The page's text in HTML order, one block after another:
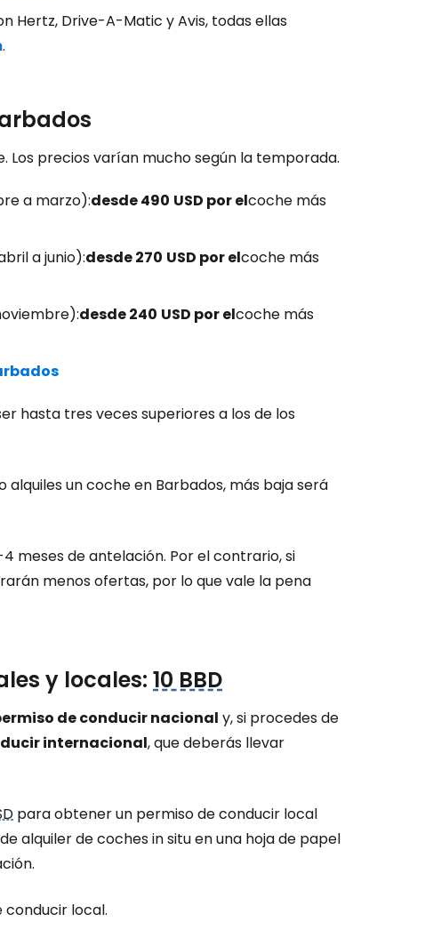
Hertz, Drive-A-Matic y Avis, todas ellas
.
Los precios varían mucho según la temporada.
a marzo):desde 490 USD por elcoche más
a junio):desde 270 USD por elcoche más
desde 240 USD por elcoche más
hasta tres veces superiores a los de los
un coche en Barbados, más baja será
meses de antelación. Por el contrario, si
menos ofertas, por lo que vale la pena
y locales: 10 BBD
de conducir nacional y, si procedes de
internacional, que deberás llevar
para obtener un permiso de conducir local
alquiler de coches in situ en una hoja de papel
local.
en Cestee
Continuar con Facebook